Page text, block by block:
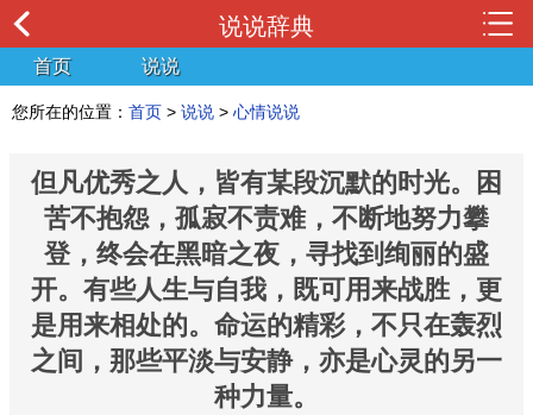
说说辞典
首页 说说
您所在的位置： 首页 > 说说 > 心情说说
但凡优秀之人，皆有某段沉默的时光。困
苦不抱怨，孤寂不责难，不断地努力攀
登，终会在黑暗之夜，寻找到绚丽的盛
开。有些人生与自我，既可用来战胜，更
是用来相处的。命运的精彩，不只在轰烈
之间，那些平淡与安静，亦是心灵的另一
种力量。